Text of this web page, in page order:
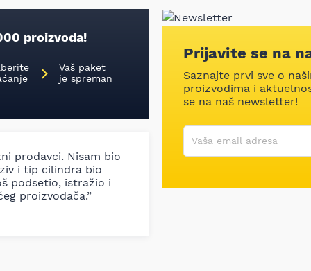
proizvoda!
Vaš paket
je spreman
prodavci. Nisam bio
i tip cilindra bio
podsetio, istražio i
proizvođača.”
Prijavite se na
Saznajte prvi sve o
proizvodima i
se na naš newsletter!
Korisničko ime
Vaša email adresa